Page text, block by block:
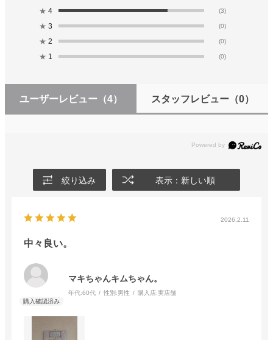
★ 4 (3)
★ 3 (0)
★ 2 (0)
★ 1 (0)
ユーザーレビュー （4） スタッフレビュー（0）
絞り込み 表示：新しい順
2026.2.11
中々良い。
マキちゃんキムちゃん。
年代:60代 性別:男性 購入店:実店舗